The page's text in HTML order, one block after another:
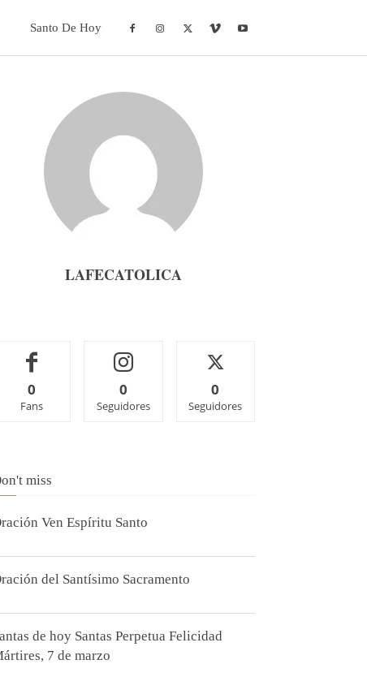
Santo De Hoy
LAFECATOLICA
0
Fans
0
Seguidores
0
Seguidores
miss
Ven Espíritu Santo
del Santísimo Sacramento
de hoy Santas Perpetua Felicidad
7 de marzo